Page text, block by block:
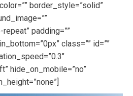
border_style=”solid”
padding=””
class=”” id=””
hide_on_mobile=”no”